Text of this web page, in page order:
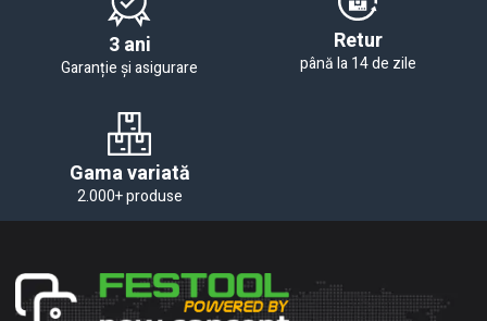
3 ani
Garanție și asigurare
Retur
până la 14 de zile
Gama variată
2.000+ produse